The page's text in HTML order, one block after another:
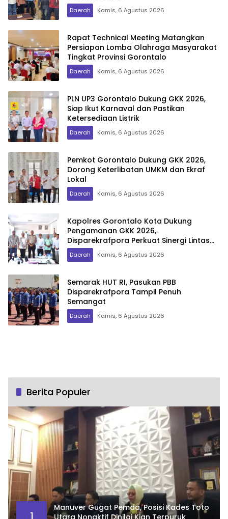
Daerah Kamis, 6 Agustus 2026
Rapat Technical Meeting Matangkan
Persiapan Lomba Olahraga Masyarakat
Tingkat Provinsi Gorontalo
Daerah Kamis, 6 Agustus 2026
PLN UP3 Gorontalo Dukung GKK 2026,
Siap Ikut Karnaval dan Pastikan
Ketersediaan Listrik
Daerah Kamis, 6 Agustus 2026
Pemkot Gorontalo Dukung GKK 2026,
Dorong Keterlibatan UMKM dan Ekraf
Lokal
Daerah Kamis, 6 Agustus 2026
Kapolres Gorontalo Kota Dukung
Pengamanan GKK 2026,
Disparekrafpora Perkuat Sinergi Lintas
Sektor
Daerah Kamis, 6 Agustus 2026
Semarak HUT RI, Pasukan PBB
Disparekrafpora Tampil Penuh
Semangat
Daerah Kamis, 6 Agustus 2026
Berita Populer
Manuver Gugat Pemda, Posisi Kades Toto
Utara Nonaktif Dinilai Kian Terpuruk